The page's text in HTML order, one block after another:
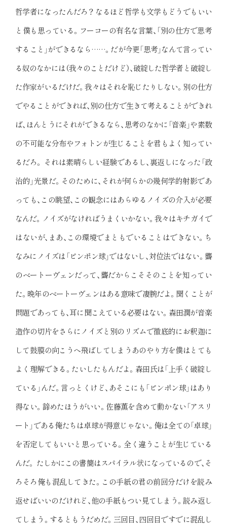
哲学者になったんだろ？ なるほど哲学も文学もどうでもいい
と僕も思っている。フーコーの有名な言葉、「別の仕方で思考
すること」ができるなら……。だが今更「思考」なんて言ってい
る奴のなかには（我々のことだけど）、破綻した哲学者と破綻し
た作家がいるだけだ。我々はそれを恥じたりしない。別の仕方
でやることができれば、別の仕方で生きて考えることができれ
ば、ほんとうにそれができるなら、思考のなかに「音楽」や素数
の不可能な分布やフォトンが生じることを君もよく知ってい
るだろ。 それは素晴らしい経験であるし、裏返しになった「政
治的」光景だ。そのために、それが何らかの幾何学的射影であ
っても、この眺望、この観念にはあらゆるノイズの介入が必要
なんだ。ノイズがなければうまくいかない。我々はキチガイで
はないが、まあ、この環境でまともでいることはできない。ち
なみにノイズは「ピンポン球」ではないし、対位法ではない。聾
のベートーヴェンだって、聾だからこそそのことを知ってい
た。晩年のベートーヴェンはある意味で凄腕だよ。聞くことが
問題であっても、耳に聞こえている必要はない。森田潤が音楽
造作の切片をさらにノイズと別のリズムで徹底的にお釈迦に
して鼓膜の向こうへ飛ばしてしまうあのやり方を僕はとても
よく理解できる。たいしたもんだよ。森田氏は「上手く破綻し
ている」んだ。言っとくけど、あそこにも「ピンポン球」はあり
得ない。諦めたほうがいい。佐藤薫を含めて動かない「アスリ
ート」である俺たちは卓球が得意じゃない。俺は全ての「卓球」
を否定してもいいと思っている。全く違うことが生じている
んだ。 たしかにこの書簡はスパイラル状になっているので、そ
ろそろ俺も混乱してきた。この手紙の君の前回分だけを読み
返せばいいのだけれど、他の手紙もつい見てしまう。読み返し
てしまう。するともうだめだ。三回目、四回目ですでに混乱し